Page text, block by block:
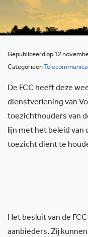
Gepubliceerd op 12
Categorieën
De FCC heeft deze
dienstverlening van
toezichthouders van
lijn met het beleid van
toezicht dient te
Het besluit van de
aanbieders. Zij